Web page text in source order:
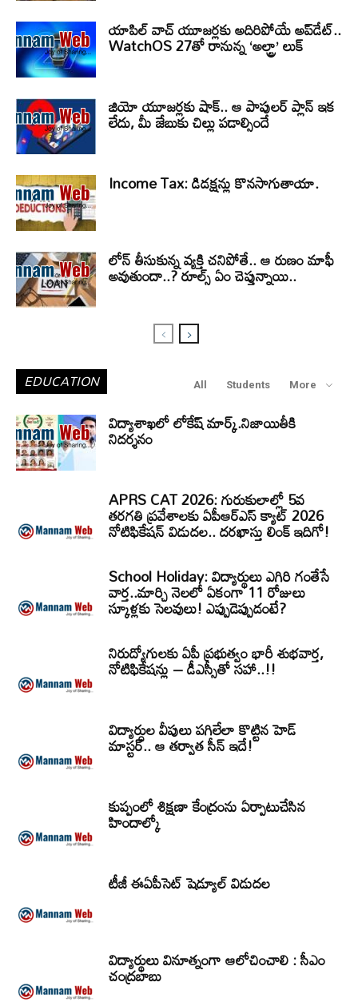
యాపిల్ వాచ్ యూజర్లకు అదిరిపోయే అప్‌డేట్..
WatchOS 27తో రానున్న ‘అల్ట్రా’ లుక్
జియో యూజర్లకు షాక్.. ఆ పాపులర్ ప్లాన్ ఇక
లేదు, మీ జేబుకు చిల్లు పడాల్సిందే
Income Tax: డిడక్షన్లు కొనసాగుతాయా.
లోన్ తీసుకున్న వ్యక్తి చనిపోతే.. ఆ రుణం మాఫీ
అవుతుందా..? రూల్స్ ఏం చెప్తున్నాయి..
EDUCATION All Students More
విద్యాశాఖలో లోకేష్ మార్క్.నిజాయితీకి
నిదర్శనం
APRS CAT 2026: గురుకులాల్లో 5వ
తరగతి ప్రవేశాలకు ఏపీఆర్‌ఎస్‌ క్యాట్‌ 2026
నోటిఫికేషన్‌ విడుదల.. దరఖాస్తు లింక్‌ ఇదిగో!
School Holiday: విద్యార్థులు ఎగిరి గంతేసే
వార్త..మార్చి నెలలో ఏకంగా 11 రోజులు
స్కూళ్లకు సెలవులు! ఎప్పుడెప్పుడంటే?
నిరుద్యోగులకు ఏపీ ప్రభుత్వం భారీ శుభవార్త,
నోటిఫికేషన్లు – డీఎస్సీతో సహా..!!
విద్యార్ధుల వీపులు పగిలేలా కొట్టిన హెడ్
మాస్టర్.. ఆ తర్వాత సీన్‌ ఇదే!
కుప్పంలో శిక్షణా కేంద్రంను ఏర్పాటుచేసిన
హిందాల్కో
టీజీ ఈఏపీసెట్‌ షెడ్యూల్‌ విడుదల
విద్యార్థులు వినూత్నంగా ఆలోచించాలి : సీఎం
చంద్రబాబు